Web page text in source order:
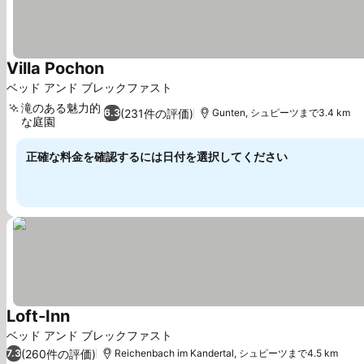
ベッド アンド ブレックファスト
Villa Pochon料金を表示
6.3(231件の評価)
滝のある魅力的
な庭園
Gunten, シュピーツまで3.4 km
正確な料金を確認するには日付を選択してください
ベッド アンド ブレックファスト
Loft-Inn料金を表示
7.3(260件の評価) Reichenbach im Kandertal, シュピーツまで4.5 km